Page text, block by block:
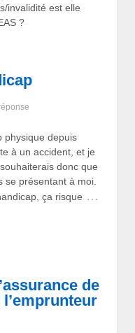
invalidité est elle
?
physique depuis
à un accident, et je
donc que
se présentant à moi.
ça risque …
de